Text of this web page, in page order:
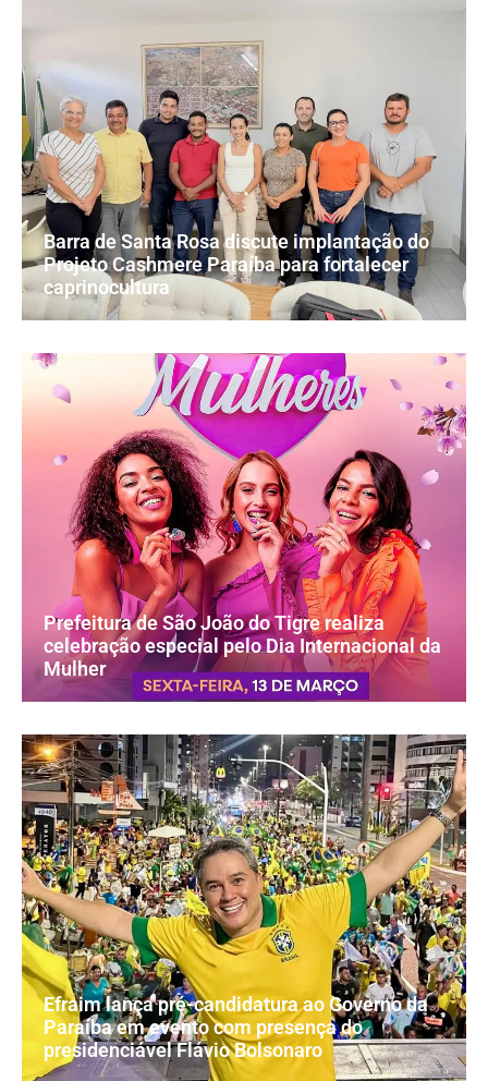
Barra de Santa Rosa discute implantação do
Projeto Cashmere Paraíba para fortalecer
caprinocultura
Prefeitura de São João do Tigre realiza
celebração especial pelo Dia Internacional da
Mulher
Efraim lança pré-candidatura ao Governo da
Paraíba em evento com presença do
presidenciável Flávio Bolsonaro